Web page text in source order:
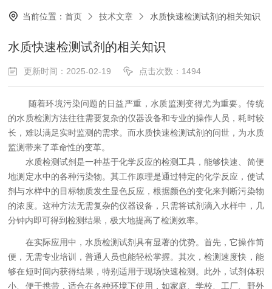
当前位置：首页 技术文章 水质快速检测试剂的相关知识
水质快速检测试剂的相关知识
更新时间：2025-02-19 点击次数：1494
随着环境污染问题的日益严重，水质监测变得尤为重要。传统
的水质检测方法往往需要复杂的仪器设备和专业的操作人员，耗时较
长，难以满足实时监测的需求。而水质快速检测试剂的问世，为水质
监测带来了革命性的变革。
水质检测试剂是一种基于化学反应的检测工具，能够快速、简便
地测定水中的各种污染物。其工作原理是通过特定的化学反应，使试
剂与水样中的目标物质发生显色反应，根据颜色的变化来判断污染物
的浓度。这种方法无需复杂的仪器设备，只需将试剂滴入水样中，几
分钟内即可得到检测结果，极大地提高了检测效率。
在实际应用中，水质检测试剂具有显著的优势。首先，它操作简
便，无需专业培训，普通人员也能轻松掌握。其次，检测速度快，能
够在短时间内获得结果，特别适用于现场快速检测。此外，试剂体积
小、便于携带，适合在各种环境下使用，如家庭、学校、工厂、野外